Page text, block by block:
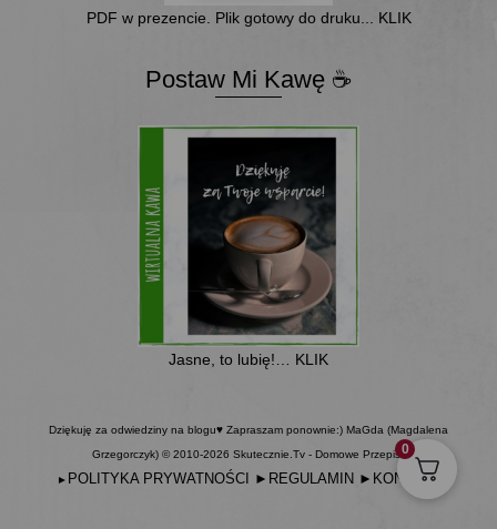
PDF w prezencie. Plik gotowy do druku... KLIK
Postaw Mi Kawę ☕
Jasne, to lubię!… KLIK
Dziękuję za odwiedziny na blogu♥ Zapraszam ponownie:) MaGda (Magdalena
Grzegorczyk) © 2010-2026 Skutecznie.Tv - Domowe Przepisy
► POLITYKA PRYWATNOŚCI ► REGULAMIN ► KONTAKT
0